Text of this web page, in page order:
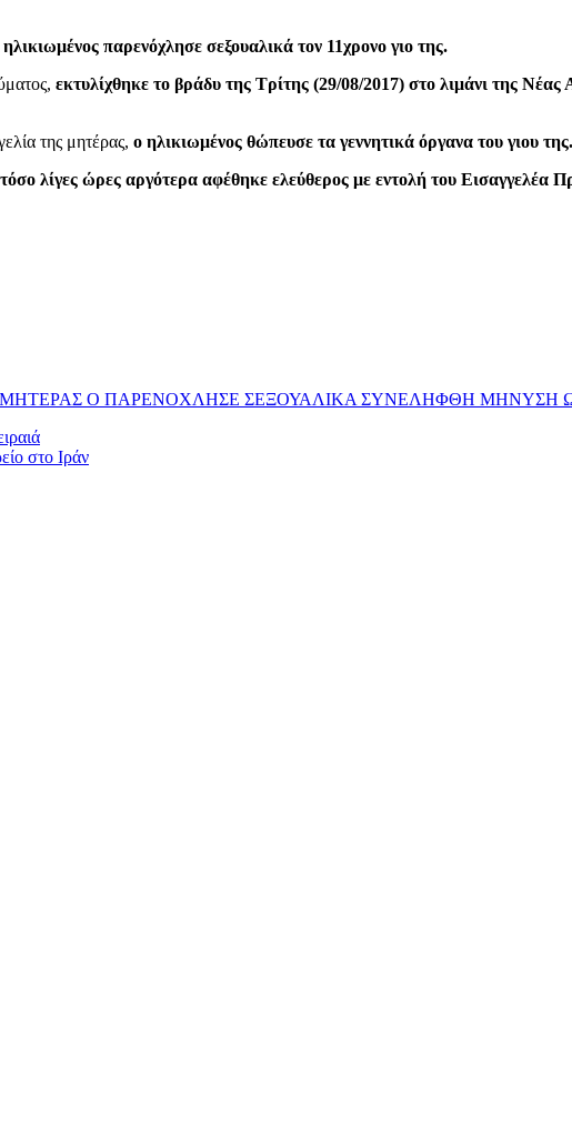
ηλικιωμένος παρενόχλησε σεξουαλικά τον 11χρονο γιο της.
εκτυλίχθηκε το βράδυ της Τρίτης (29/08/2017) στο λιμάνι της
της μητέρας, ο ηλικιωμένος θώπευσε τα γεννητικά όργανα του γιου της.
λίγες ώρες αργότερα αφέθηκε ελεύθερος με εντολή του Εισαγγελέα
Ο ΠΑΡΕΝΟΧΛΗΣΕ ΣΕΞΟΥΑΛΙΚΑ ΣΥΝΕΛΗΦΘΗ ΜΗΝΥΣΗ
στο Ιράν